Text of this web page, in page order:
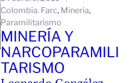
Colombia. Farc, Mineria
Paramilitarismo
MINERÍA Y
NARCOPARAMILI
TARISMO